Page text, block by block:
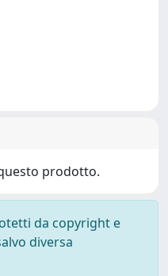
prodotto.
da copyright e
diversa